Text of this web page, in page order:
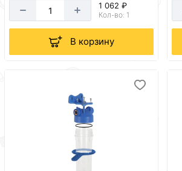
1 062 ₽
Кол-во: 1
В корзину